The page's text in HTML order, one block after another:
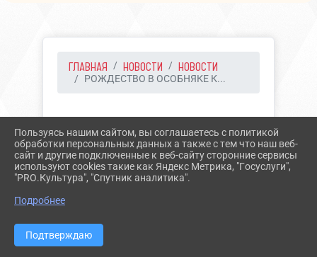
ГЛАВНАЯ НОВОСТИ НОВОСТИ
РОЖДЕСТВО В ОСОБНЯКЕ К...
РОЖДЕСТВО В ОСОБНЯКЕ
КАРАГАЧЕВЫХ
Пользуясь нашим сайтом, вы соглашаетесь с политикой
обработки персональных данных а также с тем что наш веб-
сайт и другие подключенные к веб-сайту сторонние сервисы
используют cookies такие как Яндекс Метрика, "Госуслуги",
"PRO.Культура", "Спутник аналитика".
Подробнее
Подтверждаю